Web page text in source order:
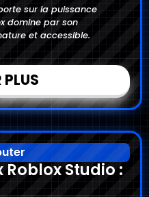
sur la puissance
domine par son
et accessible.
Studio :